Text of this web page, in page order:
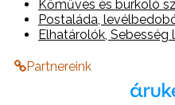
Kőműves és burkoló
Postaláda,
Elhatárolók, Sebesség
Partnereink